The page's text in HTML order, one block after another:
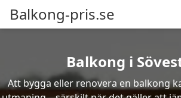
Balkong-pris.se
Balkong i
Att bygga eller renovera en balkong